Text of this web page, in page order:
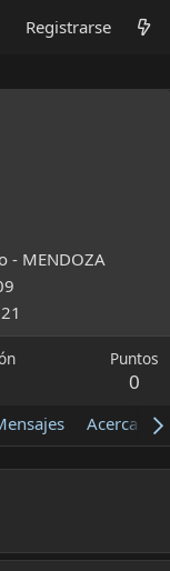
Registrarse
- MENDOZA
Puntos
0
Acerca de